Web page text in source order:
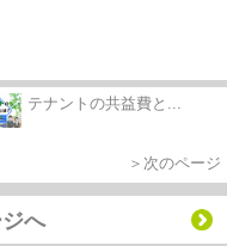
テナントの共益費と...
＞次のページ
へ